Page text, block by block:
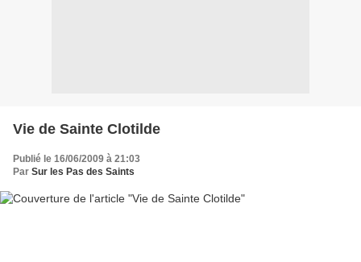
Vie de Sainte Clotilde
Publié le 16/06/2009 à 21:03
Par Sur les Pas des Saints